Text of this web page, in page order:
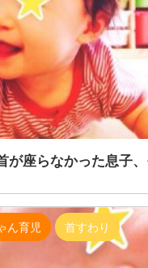
が座らなかった息子
ん育児 首すわり